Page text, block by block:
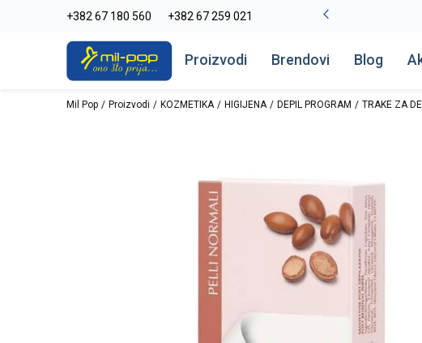
+382 67 180 560 +382 67 259 021
La Plage peškiri do -30% Pogledaj više
Proizvodi Brendovi Blog
Mil Pop Proizvodi KOZMETIKA HIGIJENA DEPIL PROGRAM TRAKE ZA